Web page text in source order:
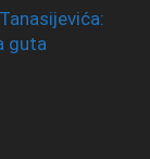
guta